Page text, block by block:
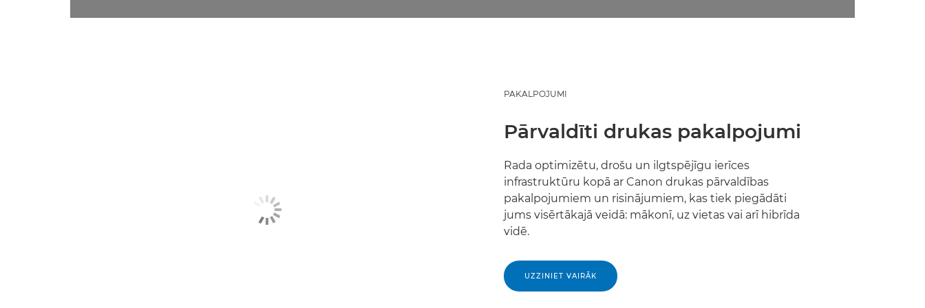
PAKALPOJUMI
Pārvaldīti drukas pakalpojumi
Rada optimizētu, drošu un ilgtspējīgu ierīces
infrastruktūru kopā ar Canon drukas pārvaldības
pakalpojumiem un risinājumiem, kas tiek piegādāti
jums visērtākajā veidā: mākonī, uz vietas vai arī hibrīda
vidē.
UZZINIET VAIRĀK